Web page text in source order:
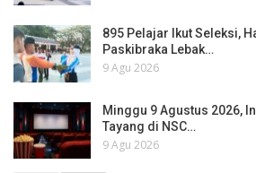
895 Pelajar Ikut Seleksi,
Paskibraka Lebak…
9 Agu 2026
Minggu 9 Agustus 2026,
Tayang di NSC…
9 Agu 2026